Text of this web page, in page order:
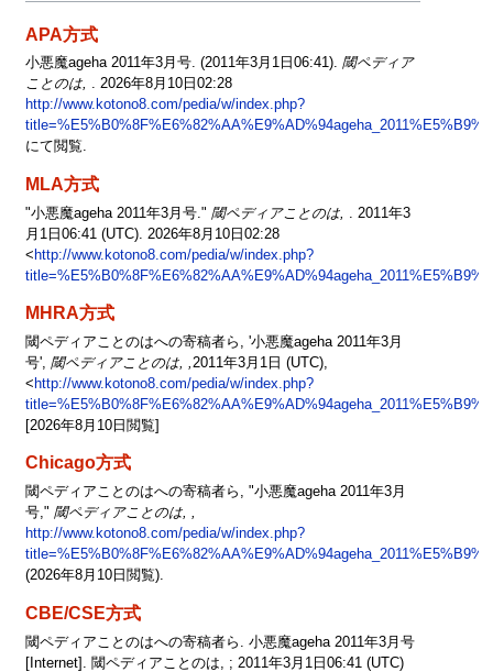
APA方式
小悪魔ageha 2011年3月号. (2011年3月1日06:41). 閾ペディア
ことのは, . 2026年8月10日02:28
http://www.kotono8.com/pedia/w/index.php?
にて閲覧.
MLA方式
"小悪魔ageha 2011年3月号." 閾ペディアことのは,
. 2011年3
月1日06:41 (UTC). 2026年8月10日02:28
< http://www.kotono8.com/pedia/w/index.php?
MHRA方式
閾ペディアことのはへの寄稿者ら, '小悪魔ageha 2011年3月
号', 閾ペディアことのは, ,2011年3月1日 (UTC),
< http://www.kotono8.com/pedia/w/index.php?
[2026年8月10日閲覧]
Chicago方式
閾ペディアことのはへの寄稿者ら, "小悪魔ageha 2011年3月
号," 閾ペディアことのは, ,
http://www.kotono8.com/pedia/w/index.php?
(2026年8月10日閲覧).
CBE/CSE方式
閾ペディアことのはへの寄稿者ら. 小悪魔ageha 2011年3月号
[Internet]. 閾ペディアことのは, ; 2011年3月1日06:41 (UTC)